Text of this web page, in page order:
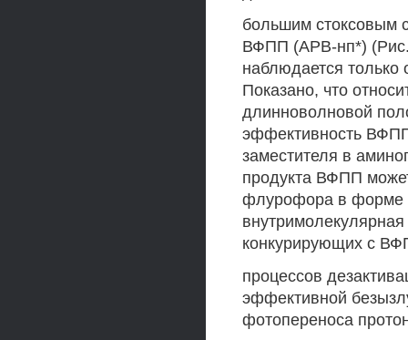
большим стоксовым
ВФПП (АРВ-нп*)
наблюдается
Показано, что
длинноволновой
эффективность
заместителя в
продукта ВФПП
флурофора в форме
конкурирующих с
процессов
эффективной
фотопереноса